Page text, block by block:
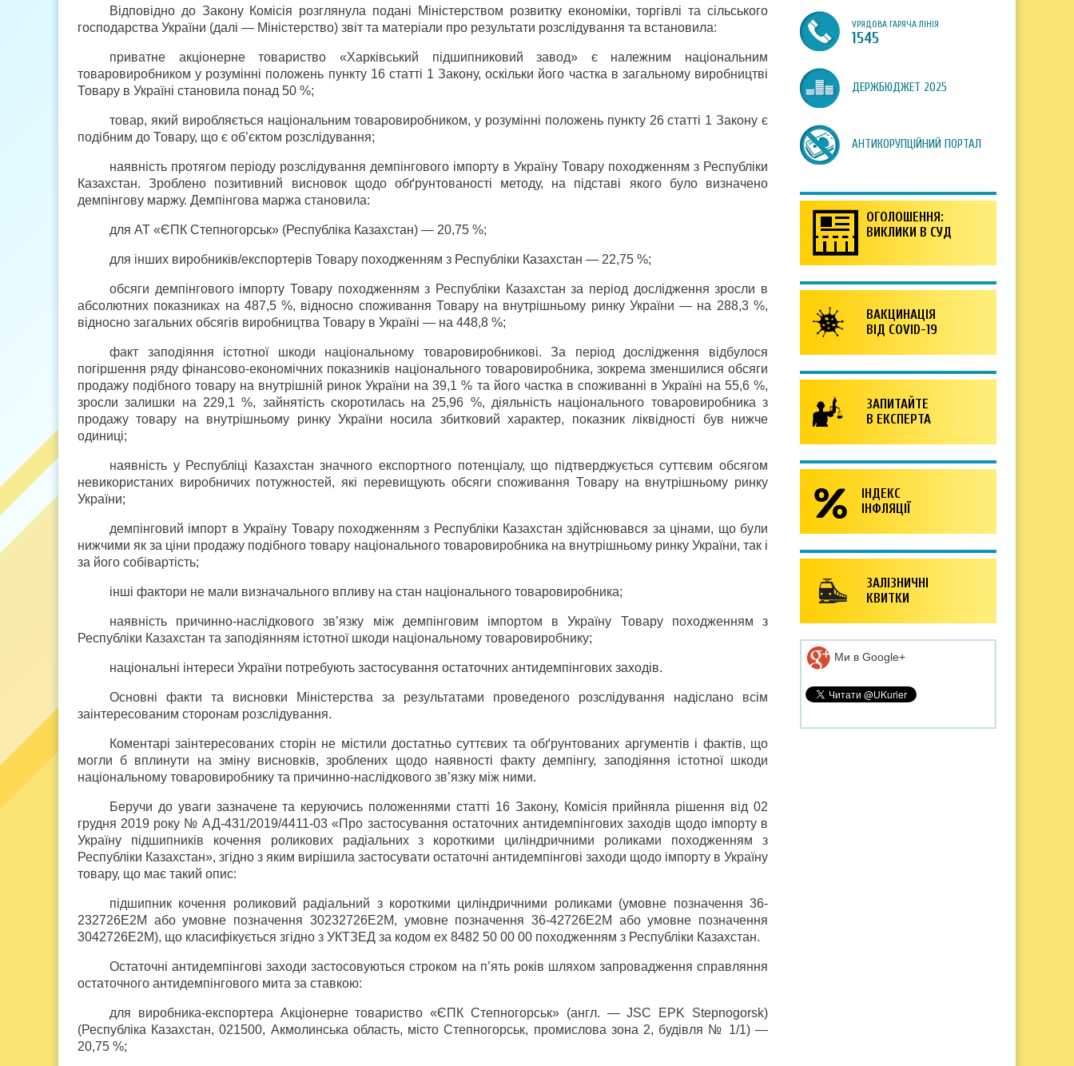
Відповідно до Закону Комісія розглянула подані Міністерством розвитку економіки, торгівлі та сільського
господарства України (далі — Міністерство) звіт та матеріали про результати розслідування та встановила:
приватне акціонерне товариство «Харківський підшипниковий завод» є належним національним
товаровиробником у розумінні положень пункту 16 статті 1 Закону, оскільки його частка в загальному виробництві
Товару в Україні становила понад 50 %;
товар, який виробляється національним товаровиробником, у розумінні положень пункту 26 статті 1 Закону є
подібним до Товару, що є об’єктом розслідування;
наявність протягом періоду розслідування демпінгового імпорту в Україну Товару походженням з Республіки
Казахстан. Зроблено позитивний висновок щодо обґрунтованості методу, на підставі якого було визначено
демпінгову маржу. Демпінгова маржа становила:
для АТ «ЄПК Степногорськ» (Республіка Казахстан) — 20,75 %;
для інших виробників/експортерів Товару походженням з Республіки Казахстан — 22,75 %;
обсяги демпінгового імпорту Товару походженням з Республіки Казахстан за період дослідження зросли в
абсолютних показниках на 487,5 %, відносно споживання Товару на внутрішньому ринку України — на 288,3 %,
відносно загальних обсягів виробництва Товару в Україні — на 448,8 %;
факт заподіяння істотної шкоди національному товаровиробникові. За період дослідження відбулося
погіршення ряду фінансово-економічних показників національного товаровиробника, зокрема зменшилися обсяги
продажу подібного товару на внутрішній ринок України на 39,1 % та його частка в споживанні в Україні на 55,6 %,
зросли залишки на 229,1 %, зайнятість скоротилась на 25,96 %, діяльність національного товаровиробника з
продажу товару на внутрішньому ринку України носила збитковий характер, показник ліквідності був нижче
одиниці;
наявність у Республіці Казахстан значного експортного потенціалу, що підтверджується суттєвим обсягом
невикористаних виробничих потужностей, які перевищують обсяги споживання Товару на внутрішньому ринку
України;
демпінговий імпорт в Україну Товару походженням з Республіки Казахстан здійснювався за цінами, що були
нижчими як за ціни продажу подібного товару національного товаровиробника на внутрішньому ринку України, так і
за його собівартість;
інші фактори не мали визначального впливу на стан національного товаровиробника;
наявність причинно-наслідкового зв’язку між демпінговим імпортом в Україну Товару походженням з
Республіки Казахстан та заподіянням істотної шкоди національному товаровиробнику;
національні інтереси України потребують застосування остаточних антидемпінгових заходів.
Основні факти та висновки Міністерства за результатами проведеного розслідування надіслано всім
заінтересованим сторонам розслідування.
Коментарі заінтересованих сторін не містили достатньо суттєвих та обґрунтованих аргументів і фактів, що
могли б вплинути на зміну висновків, зроблених щодо наявності факту демпінгу, заподіяння істотної шкоди
національному товаровиробнику та причинно-наслідкового зв’язку між ними.
Беручи до уваги зазначене та керуючись положеннями статті 16 Закону, Комісія прийняла рішення від 02
грудня 2019 року № АД-431/2019/4411-03 «Про застосування остаточних антидемпінгових заходів щодо імпорту в
Україну підшипників кочення роликових радіальних з короткими циліндричними роликами походженням з
Республіки Казахстан», згідно з яким вирішила застосувати остаточні антидемпінгові заходи щодо імпорту в Україну
товару, що має такий опис:
підшипник кочення роликовий радіальний з короткими циліндричними роликами (умовне позначення 36-
232726Е2М або умовне позначення 30232726Е2М, умовне позначення 36-42726Е2М або умовне позначення
3042726Е2М), що класифікується згідно з УКТЗЕД за кодом ex 8482 50 00 00 походженням з Республіки Казахстан.
Остаточні антидемпінгові заходи застосовуються строком на п’ять років шляхом запровадження справляння
остаточного антидемпінгового мита за ставкою:
для виробника-експортера Акціонерне товариство «ЄПК Степногорськ» (англ. — JSC EPK Stepnogorsk)
(Республіка Казахстан, 021500, Акмолинська область, місто Степногорськ, промислова зона 2, будівля № 1/1) —
20,75 %;
УРЯДОВА ГАРЯЧА ЛІНІЯ
1545
ДЕРЖБЮДЖЕТ 2025
АНТИКОРУПЦІЙНИЙ ПОРТАЛ
ОГОЛОШЕННЯ:
ВИКЛИКИ В СУД
ВАКЦИНАЦІЯ
ВІД COVID-19
ЗАПИТАЙТЕ
В ЕКСПЕРТА
ІНДЕКС
ІНФЛЯЦІЇ
ЗАЛІЗНИЧНІ
КВИТКИ
Ми в Google+